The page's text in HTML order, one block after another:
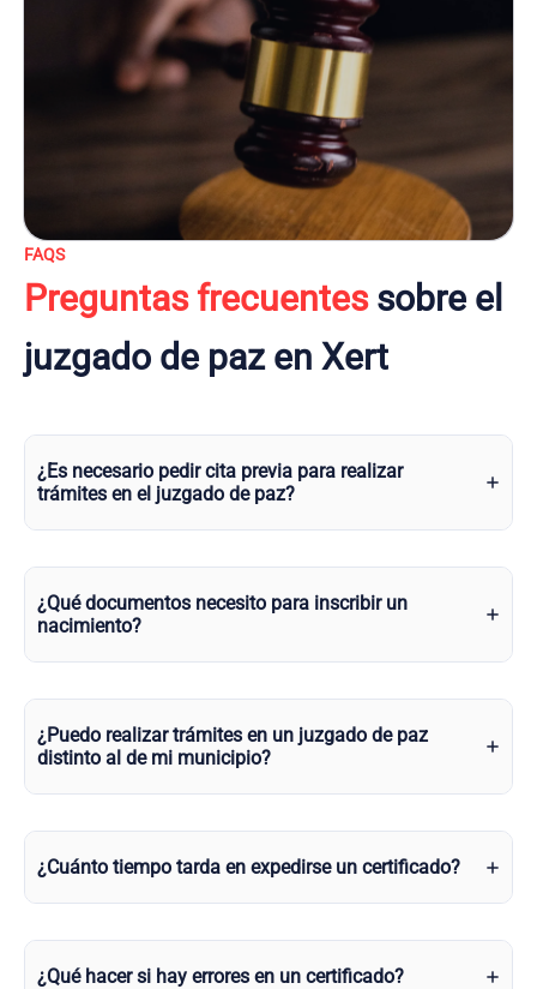
FAQS
Preguntas frecuentessobre el
juzgado de paz en Xert
¿Es necesario pedir cita previa para realizar
trámites en el juzgado de paz?
¿Qué documentos necesito para inscribir un
nacimiento?
¿Puedo realizar trámites en un juzgado de paz
distinto al de mi municipio?
¿Cuánto tiempo tarda en expedirse un certificado?
¿Qué hacer si hay errores en un certificado?